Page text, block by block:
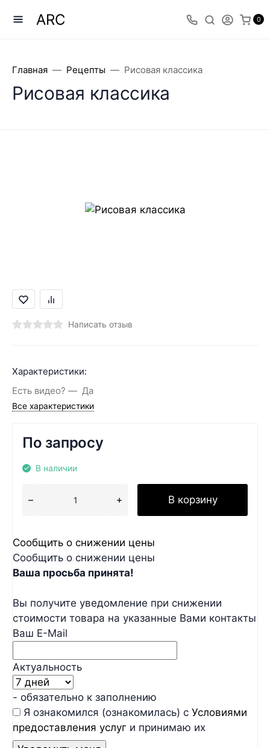
ARC 0
Главная Рецепты Рисовая классика
Рисовая классика
Написать отзыв
Характеристики:
Есть видео?
Да
Все характеристики
По запросу
В наличии
В корзину
Сообщить о снижении цены
Сообщить о снижении цены
Ваша просьба принята!
Вы получите уведомление при снижении
стоимости товара на указанные Вами контакты
Ваш E-Mail
Актуальность
- обязательно к заполнению
Я ознакомился (ознакомилась) с Условиями
предоставления услуг и принимаю их